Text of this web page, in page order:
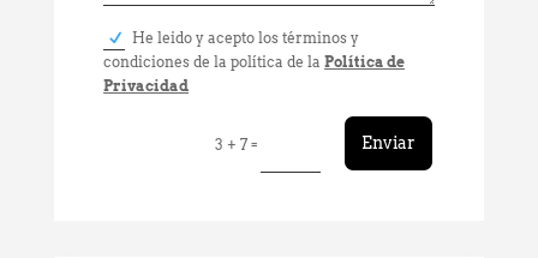
He leido y acepto los términos y
condiciones de la política de laPolítica de
Privacidad
3 + 7 = Enviar